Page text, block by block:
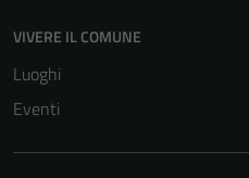
VIVERE IL COMUNE
Luoghi
Eventi